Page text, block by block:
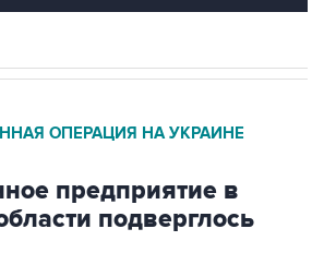
ОПЕРАЦИЯ НА УКРАИНЕ
предприятие в
подверглось